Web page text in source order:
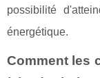
possibilité
énergétique.
Comment les